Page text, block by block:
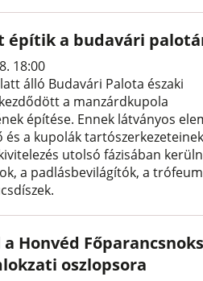
építik a budavári
18:00
álló Budavári Palota északi
a manzárdkupola
építése. Ennek látványos
és a kupolák tartószerkezeteinek
utolsó fázisában
a padlásbevilágítók, a
Honvéd
oszlopsora